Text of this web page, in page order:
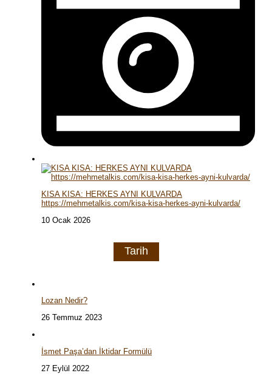
KISA KISA: HERKES AYNI KULVARDA
https://mehmetalkis.com/kisa-kisa-herkes-ayni-kulvarda/
10 Ocak 2026
Tarih
Lozan Nedir?
26 Temmuz 2023
İsmet Paşa’dan İktidar Formülü
27 Eylül 2022